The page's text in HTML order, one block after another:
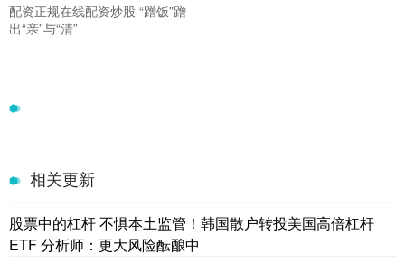
配资正规在线配资炒股 “蹭饭”蹭
出“亲”与“清”
相关更新
股票中的杠杆 不惧本土监管！韩国散户转投美国高倍杠杆
ETF 分析师：更大风险酝酿中